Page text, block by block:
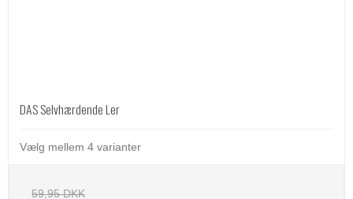
DAS Selvhærdende Ler
Vælg mellem 4 varianter
59,95 DKK